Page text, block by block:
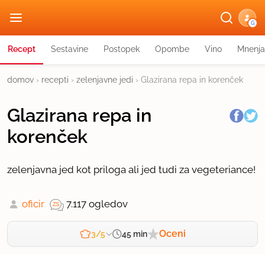
G
Recept Sestavine Postopek Opombe Vino Mnenja
domov › recepti › zelenjavne jedi › Glazirana repa in korenček
Glazirana repa in
korenček
zelenjavna jed kot priloga ali jed tudi za vegeteriance!
oficir 7.117 ogledov
3/5 45 min Oceni